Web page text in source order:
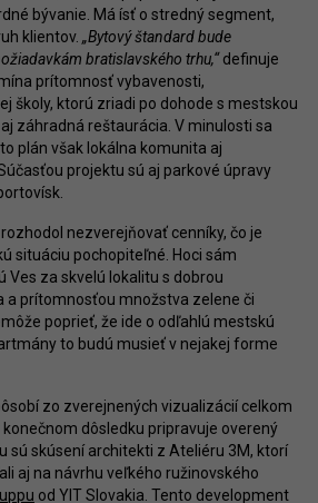
bývanie. Má ísť o stredný segment,
klientov. „Bytový štandard bude
bratislavského trhu,“definuje
prítomnosť vybavenosti,
školy, ktorú zriadi po dohode s mestskou
záhradná reštaurácia. V minulosti sa
plán však lokálna komunita aj
projektu sú aj parkové úpravy
nezverejňovať cenníky, čo je
situáciu pochopiteľné. Hoci sám
Ves za skvelú lokalitu s dobrou
a prítomnosťou množstva zelene či
poprieť, že ide o odľahlú mestskú
to budú musieť v nejakej forme
zo zverejnených vizualizácií celkom
konečnom dôsledku pripravuje overený
sú skúsení architekti z Ateliéru 3M, ktorí
aj na návrhu veľkého ružinovského
od YIT Slovakia. Tento development